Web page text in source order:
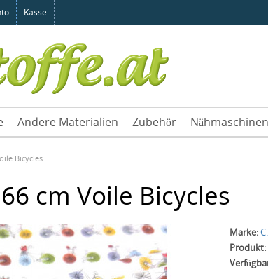
Kasse
Andere Materialien Zubehör Nähmaschinen
Bicycles
cm Voile Bicycles
Marke:
Produkt: